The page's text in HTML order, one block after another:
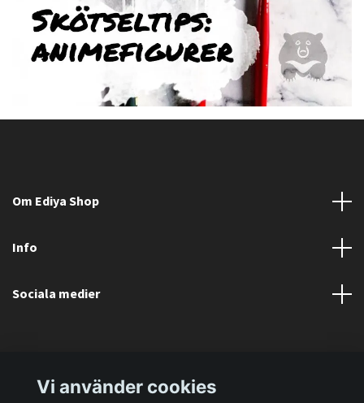
Om Ediya Shop
Info
Sociala medier
Vi använder cookies